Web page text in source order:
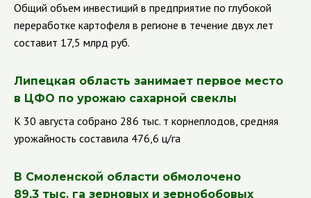
Общий объем инвестиций в предприятие по глубокой
переработке картофеля в регионе в течение двух лет
составит 17,5 млрд руб.
Липецкая область занимает первое место
в ЦФО по урожаю сахарной свеклы
К 30 августа собрано 286 тыс. т корнеплодов, средняя
урожайность составила 476,6 ц/га
В Смоленской области обмолочено
89,3 тыс. га зерновых и зернобобовых